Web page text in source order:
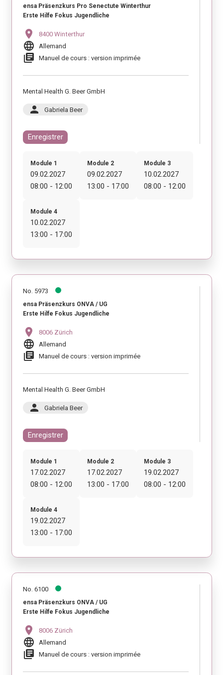
ensa Präsenzkurs Pro Senectute Winterthur
Erste Hilfe Fokus Jugendliche
location_on 8400 Winterthur
language Allemand
library_books Manuel de cours : version imprimée
Mental Health G. Beer GmbH
person Gabriela Beer
Enregistrer
Module 1
09.02.2027
08:00 - 12:00
Module 2
09.02.2027
13:00 - 17:00
Module 3
10.02.2027
08:00 - 12:00
Module 4
10.02.2027
13:00 - 17:00
No. 5973
ensa Präsenzkurs ONVA / UG
Erste Hilfe Fokus Jugendliche
location_on 8006 Zürich
language Allemand
library_books Manuel de cours : version imprimée
Mental Health G. Beer GmbH
person Gabriela Beer
Enregistrer
Module 1
17.02.2027
08:00 - 12:00
Module 2
17.02.2027
13:00 - 17:00
Module 3
19.02.2027
08:00 - 12:00
Module 4
19.02.2027
13:00 - 17:00
No. 6100
ensa Präsenzkurs ONVA / UG
Erste Hilfe Fokus Jugendliche
location_on 8006 Zürich
language Allemand
library_books Manuel de cours : version imprimée